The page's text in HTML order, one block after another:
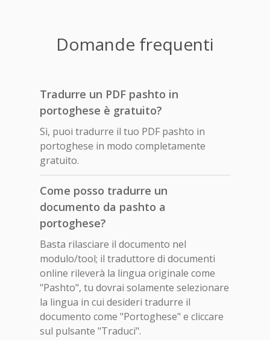
Domande frequenti
Tradurre un PDF pashto in
portoghese è gratuito?
Sì, puoi tradurre il tuo PDF pashto in
portoghese in modo completamente
gratuito.
Come posso tradurre un
documento da pashto a
portoghese?
Basta rilasciare il documento nel
modulo/tool; il traduttore di documenti
online rileverà la lingua originale come
"Pashto", tu dovrai solamente selezionare
la lingua in cui desideri tradurre il
documento come "Portoghese" e cliccare
sul pulsante "Traduci".